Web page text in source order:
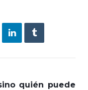
quién puede